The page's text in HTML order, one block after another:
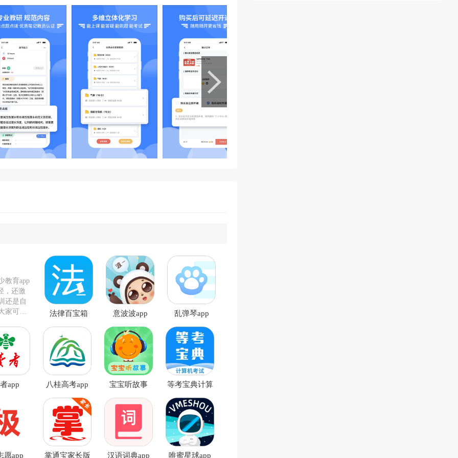
教育app
，还激
还是自
家可以
法律百宝箱
意波波app 乱弹琴app
app 八桂高考app
宝宝听故事
等考宝典计算
愿app 掌通宝家长版 汉语词典app 唯蜜星球app